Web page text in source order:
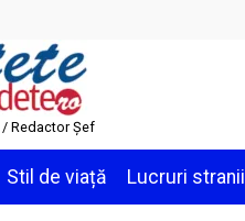
/ Redactor Șef
Stil de viață Lucruri stranii